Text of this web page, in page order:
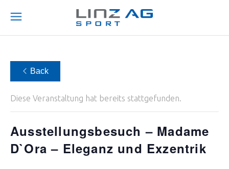
Back
Diese Veranstaltung hat bereits stattgefunden.
Ausstellungsbesuch – Madame
D`Ora – Eleganz und Exzentrik